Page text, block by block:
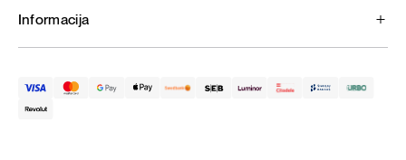
Informacija